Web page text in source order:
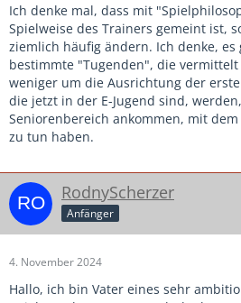
Ich denke mal, dass mit
Spielweise des Trainers gemeint ist,
ziemlich häufig ändern. Ich denke,
bestimmte "Tugenden", die
weniger um die Ausrichtung der
die jetzt in der E-Jugend sind,
Seniorenbereich ankommen, mit
zu tun haben.
RodnyScherzer
Anfänger
4. November 2024
Hallo, ich bin Vater eines sehr